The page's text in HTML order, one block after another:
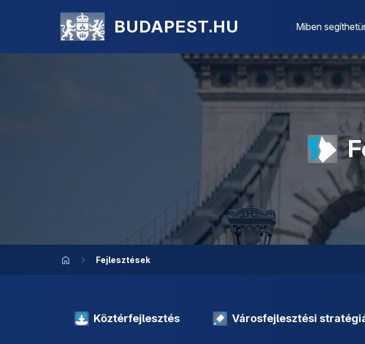
BUDAPEST.HU Miben
Fejlesztések
Köztérfejlesztés Városfejlesztési